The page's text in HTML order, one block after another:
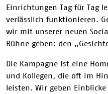
Einrichtungen Tag für Tag
verlässlich funktionieren.
wir mit unserer neuen
Bühne geben: den
Die Kampagne ist eine
und Kollegen, die oft im
leisten. Wir geben